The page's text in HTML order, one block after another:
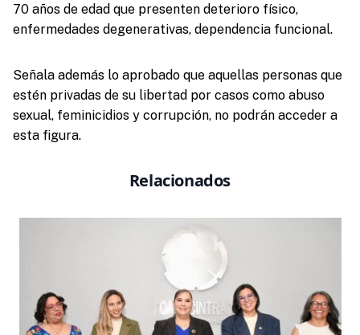
70 años de edad que presenten deterioro físico,
enfermedades degenerativas, dependencia funcional.
Señala además lo aprobado que aquellas personas que
estén privadas de su libertad por casos como abuso
sexual, feminicidios y corrupción, no podrán acceder a
esta figura.
Relacionados